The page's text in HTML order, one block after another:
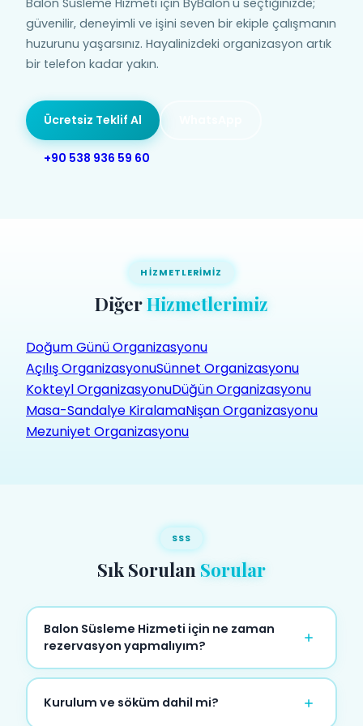
Balon Süsleme Hizmeti için ByBalon'u seçtiğinizde;
güvenilir, deneyimli ve işini seven bir ekiple çalışmanın
huzurunu yaşarsınız. Hayalinizdeki organizasyon artık
bir telefon kadar yakın.
Ücretsiz Teklif Al
+90 538 936 59 60
HIZMETLERIMIZ
DiğerHizmetlerimiz
Doğum Günü Organizasyonu
Açılış OrganizasyonuSünnet Organizasyonu
Kokteyl OrganizasyonuDüğün Organizasyonu
Masa-Sandalye KiralamaNişan Organizasyonu
Mezuniyet Organizasyonu
SSS
Sık Sorulan Sorular
Balon Süsleme Hizmeti için ne zaman
rezervasyon yapmalıyım?
En az 5-7 gün öncesinden rezervasyon
yapmanızı öneririz. Hafta sonu ve özel günler
Kurulum ve söküm dahil mi?